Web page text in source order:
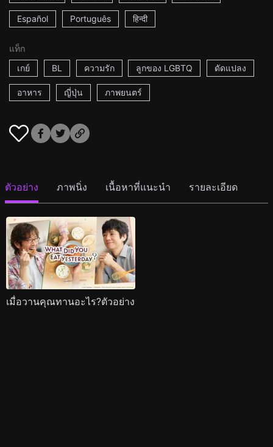
Español Português हिन्दी
แท็ก
เกย์
BL ความรัก ลูกของ LGBTQ ดัดแปลง
อาหาร ญี่ปุ่น ภาพยนตร์
ตัวอย่าง ภาพนิ่ง เนื้อหาที่แนะนำ รายละเอียด
เมื่อวานคุณทานอะไร?ตัวอย่าง